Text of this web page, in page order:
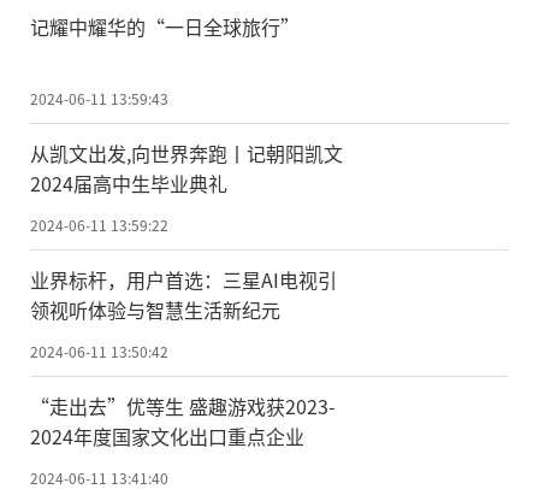
记耀中耀华的“一日全球旅行”
2024-06-11 13:59:43
从凯文出发,向世界奔跑丨记朝阳凯文
2024届高中生毕业典礼
2024-06-11 13:59:22
业界标杆，用户首选：三星AI电视引
领视听体验与智慧生活新纪元
2024-06-11 13:50:42
“走出去”优等生 盛趣游戏获2023-
2024年度国家文化出口重点企业
2024-06-11 13:41:40